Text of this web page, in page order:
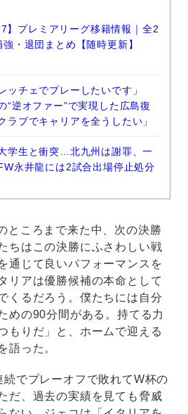
】プレミアリーグ移籍情報｜全2
・退団まとめ【随時更新】
レッチェでプレーしたいです」
“逆オファー”で実現した広島復
ラブでキャリアを全うしたい」
学生と衝突…北九州は謝罪、一
永井龍には2試合出場停止処分
ところまで来た中、次の決勝
ちはこの決勝にふさわしい戦
通じて良いパフォーマンスを
リアは優勝候補の本命として
くるだろう。僕たちには自分
めの90分間がある。持てる力
もりだ」と、ホームで迎える
語った。
でプレーオフで敗れてW杯の
だ、過去の実績を見ても脅威